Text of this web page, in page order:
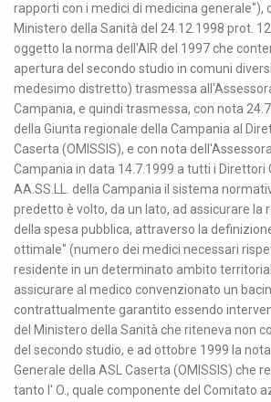
rapporti con i medici di medicina generale"),
Ministero della Sanità del 24.12.1998 prot.
oggetto la norma dell'AIR del 1997 che
apertura del secondo studio in comuni
medesimo distretto) trasmessa
Campania, e quindi trasmessa, con nota
della Giunta regionale della Campania al
Caserta (OMISSIS), e con nota
Campania in data 14.7.1999 a tutti i Direttori
AA.SS.LL. della Campania il sistema
predetto è volto, da un lato, ad assicurare la
della spesa pubblica, attraverso la
ottimale" (numero dei medici necessari
residente in un determinato ambito
assicurare al medico convenzionato un
contrattualmente garantito essendo
del Ministero della Sanità che riteneva non
del secondo studio, e ad ottobre 1999 la
Generale della ASL Caserta (OMISSIS) che
tanto l' O., quale componente del Comitato